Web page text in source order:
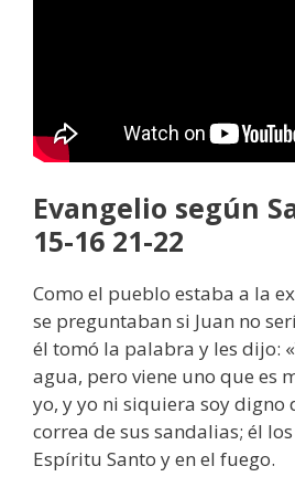
Evangelio según
15-16 21-22
Como el pueblo estaba a la
se preguntaban si Juan no
él tomó la palabra y les dijo:
agua, pero viene uno que es
yo, y yo ni siquiera soy digno
correa de sus sandalias; él
Espíritu Santo y en el fuego.